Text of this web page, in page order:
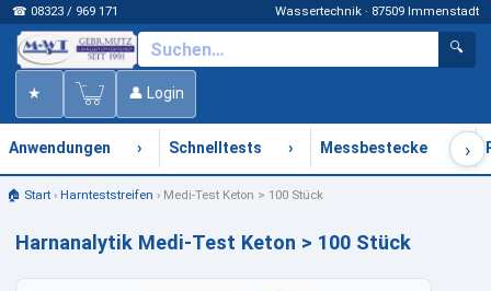
☎ 08323 / 969 171 Wassertechnik · 87509 Immenstadt
🔍
★ 👤 Login
Anwendungen › Schnelltests › Messbestecke ›
🏠 Start› Harnteststreifen › Medi-Test Keton > 100 Stück
Harnanalytik Medi-Test Keton > 100 Stück